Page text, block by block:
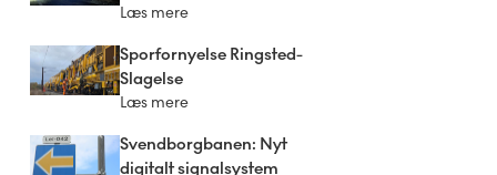
Læs mere
Sporfornyelse Ringsted-
Slagelse
Læs mere
Svendborgbanen: Nyt
digitalt signalsystem